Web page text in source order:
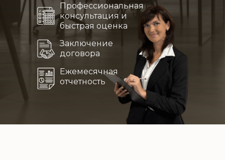
Профессиональная
консультация и
быстрая оценка
Ежемесячная
отчетность
Заключение
договора